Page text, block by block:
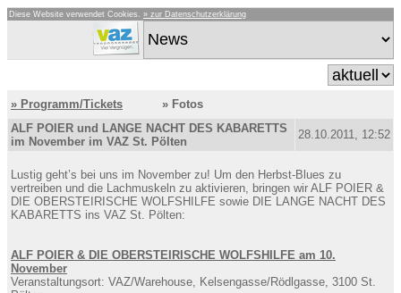
Diese Website verwendet Cookies. » zur Datenschutzerklärung
» Programm/Tickets
» Fotos
ALF POIER und LANGE NACHT DES KABARETTS
im November im VAZ St. Pölten
28.10.2011, 12:52
Lustig geht’s bei uns im November zu! Um den Herbst-Blues zu
vertreiben und die Lachmuskeln zu aktivieren, bringen wir ALF POIER &
DIE OBERSTEIRISCHE WOLFSHILFE sowie DIE LANGE NACHT DES
KABARETTS ins VAZ St. Pölten:
ALF POIER & DIE OBERSTEIRISCHE WOLFSHILFE am 10.
November
Veranstaltungsort: VAZ/Warehouse, Kelsengasse/Rödlgasse, 3100 St.